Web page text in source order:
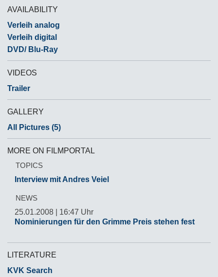
AVAILABILITY
Verleih analog
Verleih digital
DVD/ Blu-Ray
VIDEOS
Trailer
GALLERY
All Pictures (5)
MORE ON FILMPORTAL
TOPICS
Interview mit Andres Veiel
NEWS
25.01.2008 | 16:47 Uhr
Nominierungen für den Grimme Preis stehen fest
LITERATURE
KVK Search